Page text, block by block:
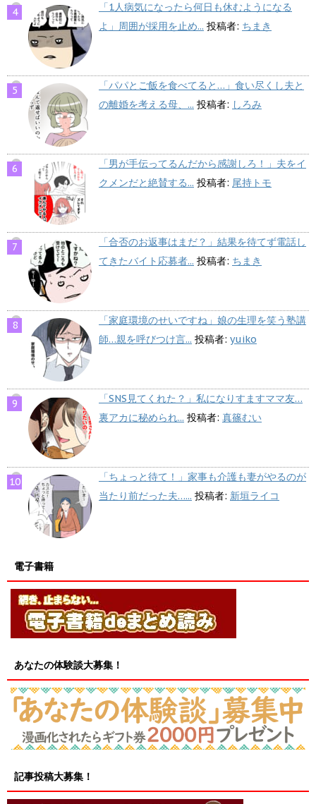
「1人病気になったら何日も休むようになる
よ」周囲が採用を止め... 投稿者: ちまき
「パパとご飯を食べてると…」食い尽くし夫と
の離婚を考える母、... 投稿者: しろみ
「男が手伝ってるんだから感謝しろ！」夫をイ
クメンだと絶賛する... 投稿者: 尾持トモ
「合否のお返事はまだ？」結果を待てず電話し
てきたバイト応募者... 投稿者: ちまき
「家庭環境のせいですね」娘の生理を笑う塾講
師…親を呼びつけ言... 投稿者: yuiko
「SNS見てくれた？」私になりすますママ友…
裏アカに秘められ... 投稿者: 真篠むい
「ちょっと待て！」家事も介護も妻がやるのが
当たり前だった夫…... 投稿者: 新垣ライコ
電子書籍
あなたの体験談大募集！
記事投稿大募集！